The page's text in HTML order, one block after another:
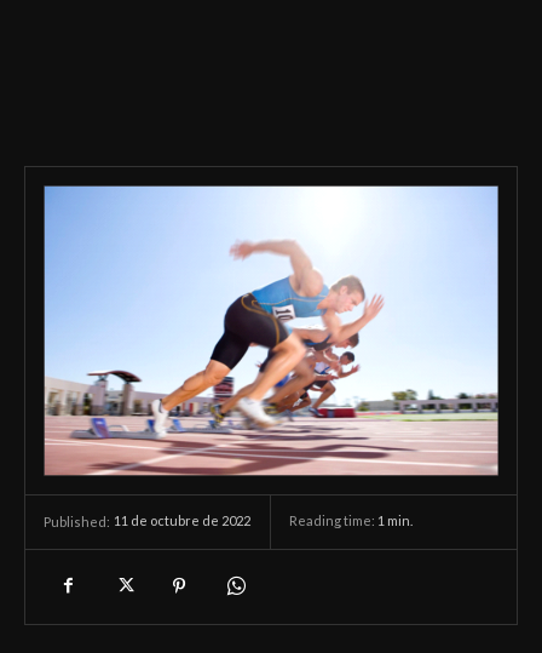
Published: 11 de octubre de 2022 Reading time: 1 min.